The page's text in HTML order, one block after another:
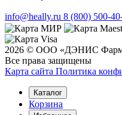
info@heally.ru 8 (800) 500-
2026 © ООО «ДЭНИС
Все права защищены
Карта сайта Политика
Каталог
Корзина